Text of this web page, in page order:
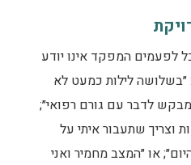
לפעמים המפקד אינו יודע
לילות כמעט לא
לדבר עם גורם רפואי״;
וצריך שתעבור איתי על
או ״המצב מחמיר ואני